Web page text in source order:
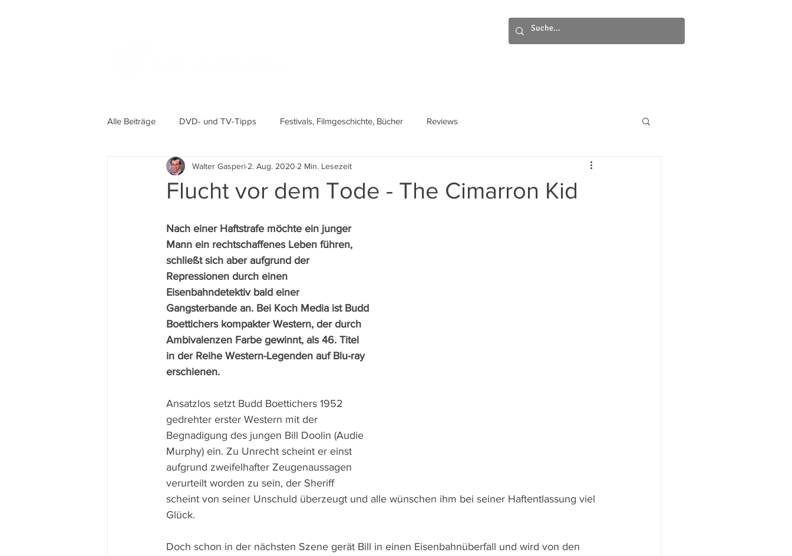
Alle Beiträge DVD- und TV-Tipps Festivals, Filmgeschichte, Bücher Reviews
Flucht vor dem Tode - The Cimarron Kid
Walter Gasperi 2. Aug. 2020 2 Min. Lesezeit
Nach einer Haftstrafe möchte ein junger
Mann ein rechtschaffenes Leben führen,
schließt sich aber aufgrund der
Repressionen durch einen
Eisenbahndetektiv bald einer
Gangsterbande an. Bei Koch Media ist Budd
Boettichers kompakter Western, der durch
Ambivalenzen Farbe gewinnt, als 46. Titel
in der Reihe Western-Legenden auf Blu-ray
erschienen.
Ansatzlos setzt Budd Boettichers 1952
gedrehter erster Western mit der
Begnadigung des jungen Bill Doolin (Audie
Murphy) ein. Zu Unrecht scheint er einst
aufgrund zweifelhafter Zeugenaussagen
verurteilt worden zu sein, der Sheriff
scheint von seiner Unschuld überzeugt und alle wünschen ihm bei seiner Haftentlassung viel
Glück.
Doch schon in der nächsten Szene gerät Bill in einen Eisenbahnüberfall und wird von den